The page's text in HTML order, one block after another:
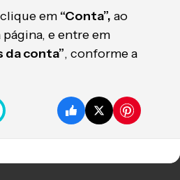
em “Conta”, ao
e entre em
da conta”, conforme a